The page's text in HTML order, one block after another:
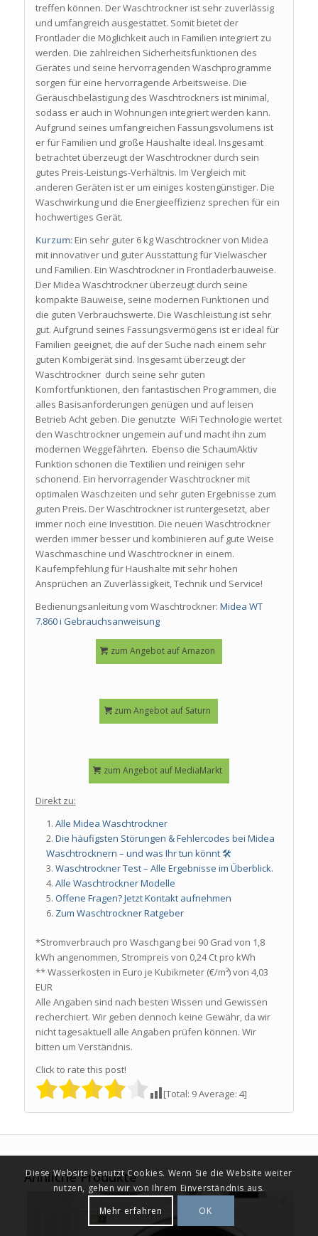
treffen können. Der Waschtrockner ist sehr zuverlässig
und umfangreich ausgestattet. Somit bietet der
Frontlader die Möglichkeit auch in Familien integriert zu
werden. Die zahlreichen Sicherheitsfunktionen des
Gerätes und seine hervorragenden Waschprogramme
sorgen für eine hervorragende Arbeitsweise. Die
Geräuschbelästigung des Waschtrockners ist minimal,
sodass er auch in Wohnungen integriert werden kann.
Aufgrund seines umfangreichen Fassungsvolumens ist
er für Familien und große Haushalte ideal. Insgesamt
betrachtet überzeugt der Waschtrockner durch sein
gutes Preis-Leistungs-Verhältnis. Im Vergleich mit
anderen Geräten ist er um einiges kostengünstiger. Die
Waschwirkung und die Energieeffizienz sprechen für ein
hochwertiges Gerät.
Kurzum: Ein sehr guter 6 kg Waschtrockner von Midea
mit innovativer und guter Ausstattung für Vielwascher
und Familien. Ein Waschtrockner in Frontladerbauweise.
Der Midea Waschtrockner überzeugt durch seine
kompakte Bauweise, seine modernen Funktionen und
die guten Verbrauchswerte. Die Waschleistung ist sehr
gut. Aufgrund seines Fassungsvermögens ist er ideal für
Familien geeignet, die auf der Suche nach einem sehr
guten Kombigerät sind. Insgesamt überzeugt der
Waschtrockner durch seine sehr guten
Komfortfunktionen, den fantastischen Programmen, die
alles Basisanforderungen genügen und auf leisen
Betrieb Acht geben. Die genutzte WiFi Technologie wertet
den Waschtrockner ungemein auf und macht ihn zum
modernen Weggefährten. Ebenso die SchaumAktiv
Funktion schonen die Textilien und reinigen sehr
schonend. Ein hervorragender Waschtrockner mit
optimalen Waschzeiten und sehr guten Ergebnisse zum
guten Preis. Der Waschtrockner ist runtergesetzt, aber
immer noch eine Investition. Die neuen Waschtrockner
werden immer besser und kombinieren auf gute Weise
Waschmaschine und Waschtrockner in einem.
Kaufempfehlung für Haushalte mit sehr hohen
Ansprüchen an Zuverlässigkeit, Technik und Service!
Bedienungsanleitung vom Waschtrockner: Midea WT
7.860 i Gebrauchsanweisung
zum Angebot auf Amazon
zum Angebot auf Saturn
zum Angebot auf MediaMarkt
Direkt zu:
Alle Midea Waschtrockner
Die häufigsten Störungen & Fehlercodes bei Midea
Waschtrocknern – und was Ihr tun könnt 🛠️
Waschtrockner Test – Alle Ergebnisse im Überblick.
Alle Waschtrockner Modelle
Offene Fragen? Jetzt Kontakt aufnehmen
Zum Waschtrockner Ratgeber
*Stromverbrauch pro Waschgang bei 90 Grad von 1,8
kWh angenommen, Strompreis von 0,24 Ct pro kWh
** Wasserkosten in Euro je Kubikmeter (€/m³) von 4,03
EUR
Alle Angaben sind nach besten Wissen und Gewissen
recherchiert. Wir geben dennoch keine Gewähr, da wir
nicht tagesaktuell alle Angaben prüfen können. Wir
bitten um Verständnis.
Click to rate this post!
[Total: 9Average: 4]
Ähnliche Produkte
Diese Website benutzt Cookies. Wenn Sie die Website weiter
nutzen, gehen wir von Ihrem Einverständnis aus.
Mehr erfahren
OK